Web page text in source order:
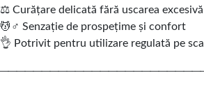
⚖️ Curățare delicată fără uscarea
💆♂️ Senzație de prospețime și confort
👌 Potrivit pentru utilizare regulată pe